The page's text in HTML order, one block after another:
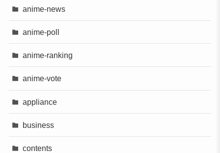
anime-news
anime-poll
anime-ranking
anime-vote
appliance
business
contents